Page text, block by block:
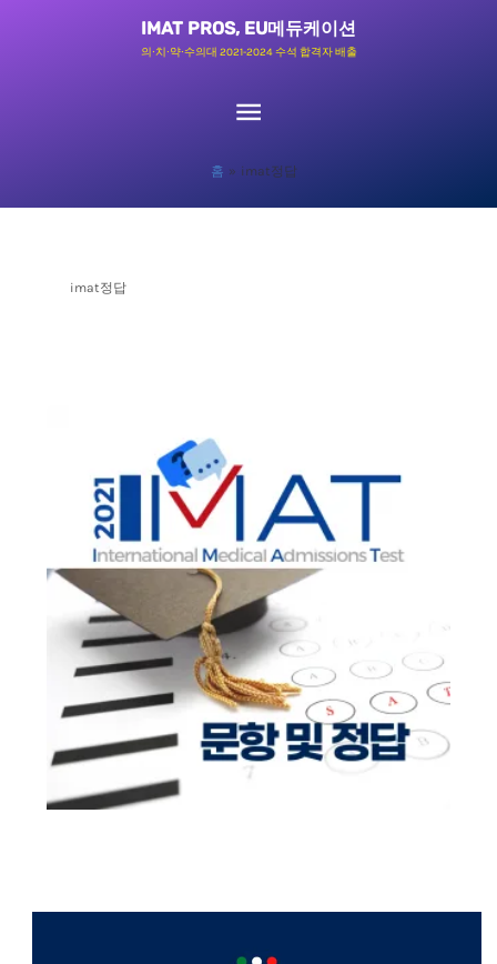
IMAT PROS, EU메듀케이션
의∙치∙약∙수의대 2021-2024 수석 합격자 배출
메
뉴
홈 imat정답
imat정답